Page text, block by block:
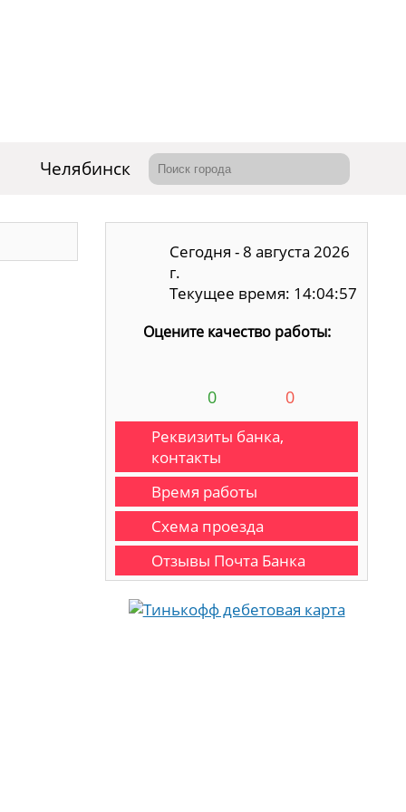
Челябинск
Сегодня - 8 августа 2026
г.
Текущее время: 14:04:58
Оцените качество работы:
0 0
Реквизиты банка,
контакты
Время работы
Схема проезда
Отзывы Почта Банка